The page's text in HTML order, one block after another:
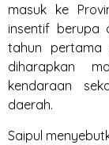
masuk ke
insentif berupa
tahun pertama
diharapkan
kendaraan
daerah.
Saipul